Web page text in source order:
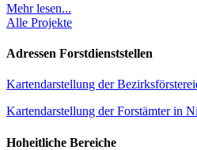
Mehr lesen...
Alle Projekte
Adressen Forstdienststellen
Kartendarstellung der
Kartendarstellung der Forstämter in
Hoheitliche Bereiche